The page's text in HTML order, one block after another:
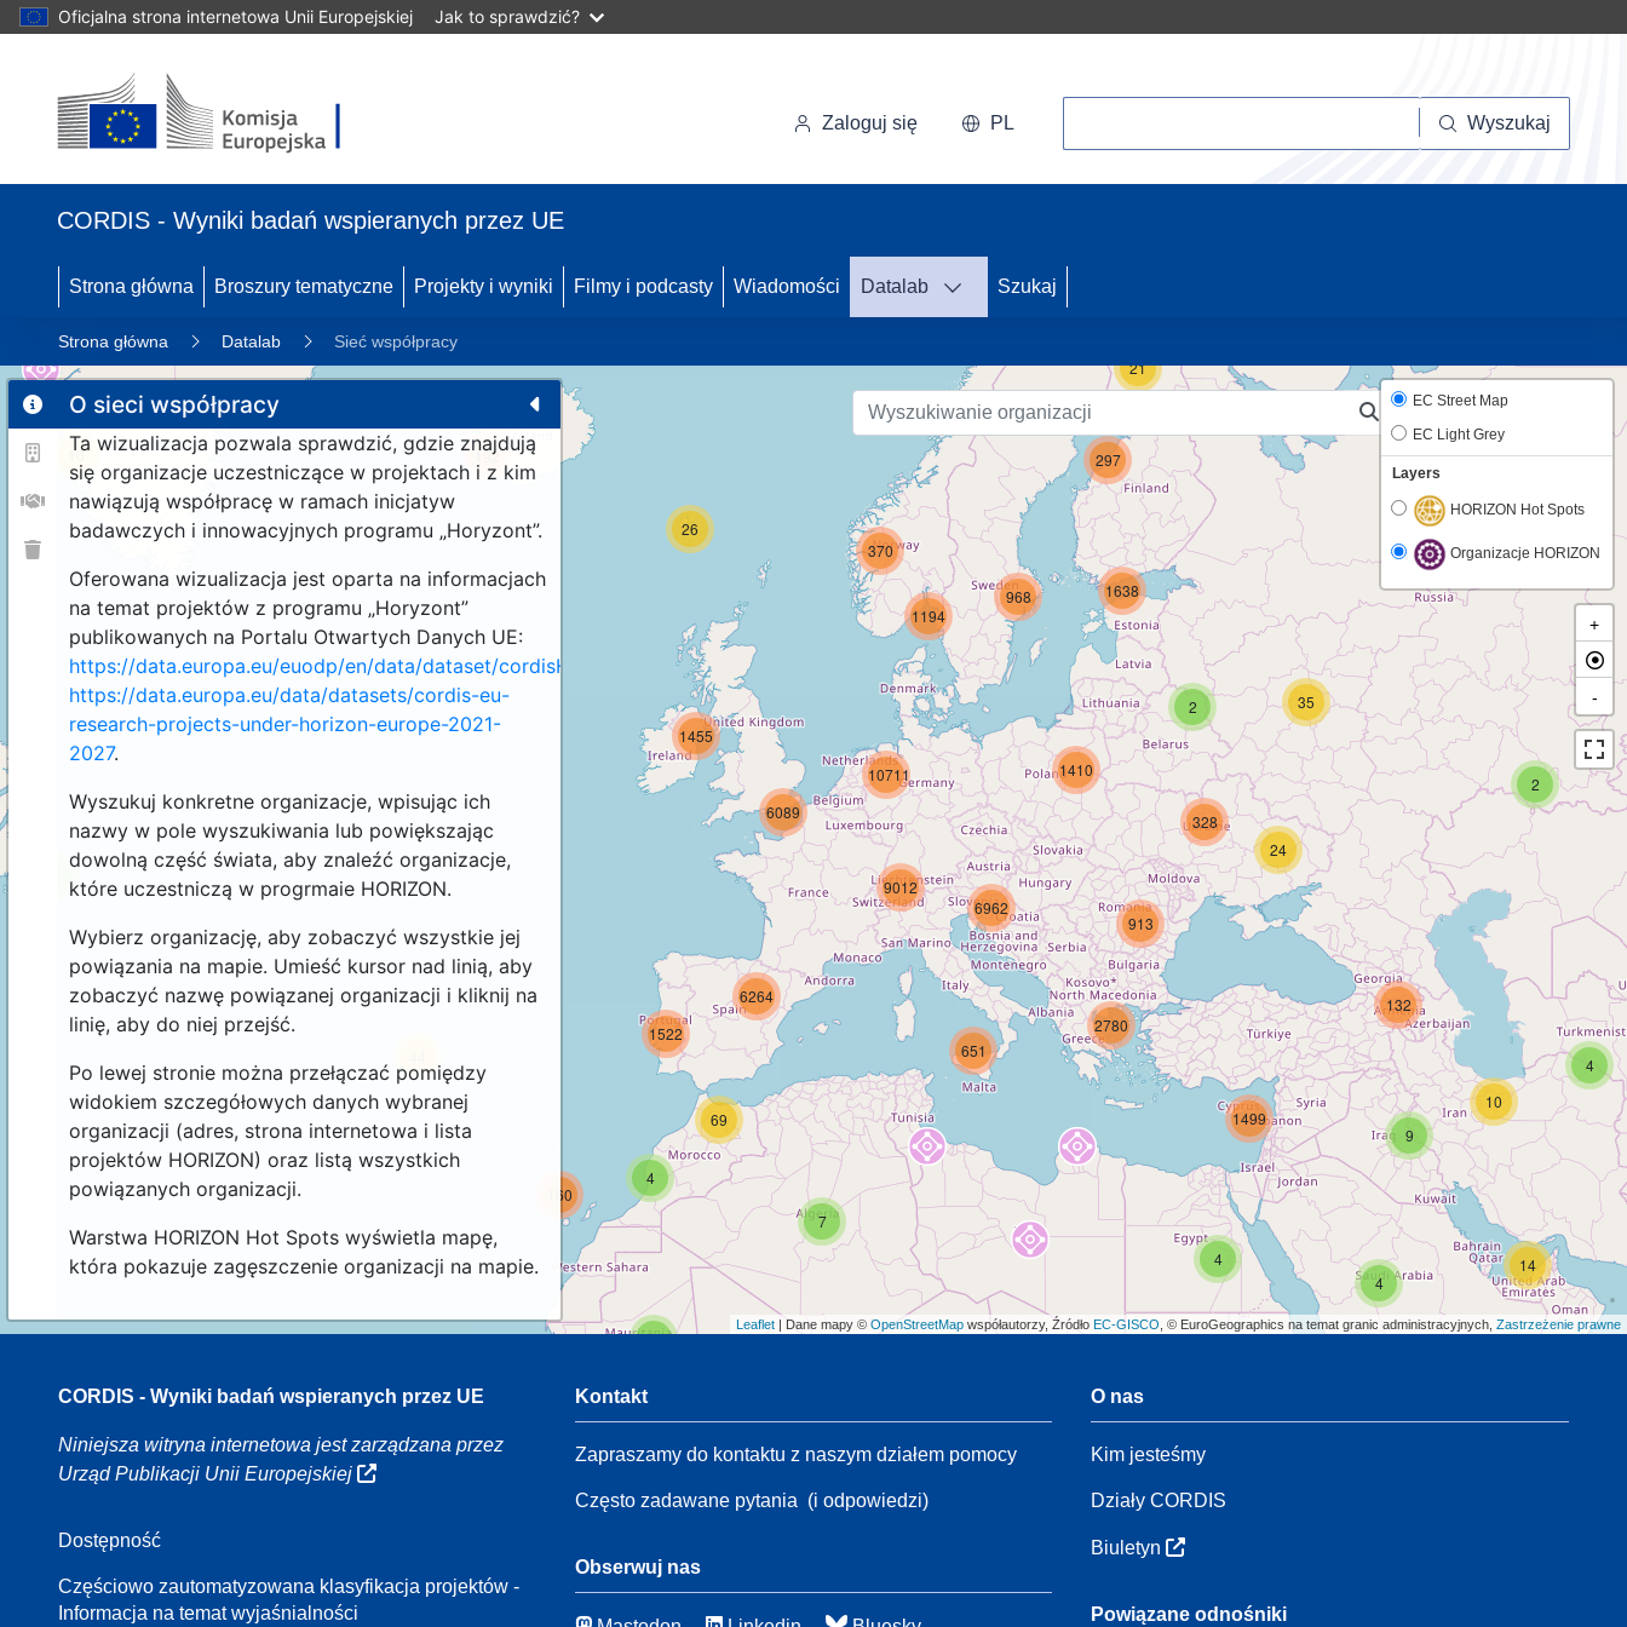
Oficjalna strona internetowa Unii Europejskiej Jak to sprawdzić?
Zaloguj się PL Wyszukaj
CORDIS - Wyniki badań wspieranych przez UE
Strona główna Broszury tematyczne Projekty i wyniki Filmy i podcasty Wiadomości Datalab Szukaj
Strona główna Datalab Sieć współpracy
O sieci współpracy
Ta wizualizacja pozwala sprawdzić, gdzie znajdują
się organizacje uczestniczące w projektach i z kim
nawiązują współpracę w ramach inicjatyw
badawczych i innowacyjnych programu „Horyzont”.
Oferowana wizualizacja jest oparta na informacjach
na temat projektów z programu „Horyzont”
publikowanych na Portalu Otwartych Danych UE:
https://data.europa.eu/euodp/en/data/dataset/cordisH2020projects.
https://data.europa.eu/data/datasets/cordis-eu-
research-projects-under-horizon-europe-2021-
2027.
Wyszukuj konkretne organizacje, wpisując ich
nazwy w pole wyszukiwania lub powiększając
dowolną część świata, aby znaleźć organizacje,
które uczestniczą w progrmaie HORIZON.
Wybierz organizację, aby zobaczyć wszystkie jej
powiązania na mapie. Umieść kursor nad linią, aby
zobaczyć nazwę powiązanej organizacji i kliknij na
linię, aby do niej przejść.
Po lewej stronie można przełączać pomiędzy
widokiem szczegółowych danych wybranej
organizacji (adres, strona internetowa i lista
projektów HORIZON) oraz listą wszystkich
powiązanych organizacji.
Warstwa HORIZON Hot Spots wyświetla mapę,
która pokazuje zagęszczenie organizacji na mapie.
10
26
192
2
16
2
14
2
2
24
35
4
9
10
21
4
7
4
160
69
1522
651
4
132
1499
297
1194
1638
370
968
1410
10711
1455
6089
6264
9012
328
913
2780
6962
EC Street Map
EC Light Grey
Layers
HORIZON Hot Spots
Organizacje HORIZON
+
-
Leaflet | Dane mapy © OpenStreetMap współautorzy, Źródło EC-GISCO , © EuroGeographics na temat granic administracyjnych, Zastrzeżenie prawne
CORDIS - Wyniki badań wspieranych przez UE
Niniejsza witryna internetowa jest zarządzana przez
Urząd Publikacji Unii Europejskiej
Dostępność
Częściowo zautomatyzowana klasyfikacja projektów -
Informacja na temat wyjaśnialności
Kontakt
Zapraszamy do kontaktu z naszym działem pomocy
Często zadawane pytania (i odpowiedzi)
Obserwuj nas
O nas
Kim jesteśmy
Działy CORDIS
Biuletyn
Powiązane odnośniki